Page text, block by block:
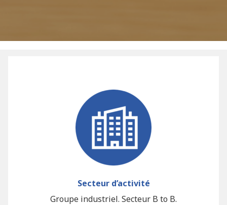
Secteur d’activité
Groupe industriel. Secteur B to B.